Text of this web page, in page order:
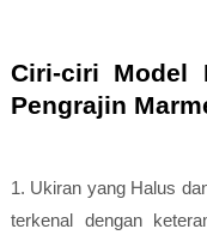
Ciri-ciri Model
Pengrajin
1. Ukiran yang Halus
terkenal dengan